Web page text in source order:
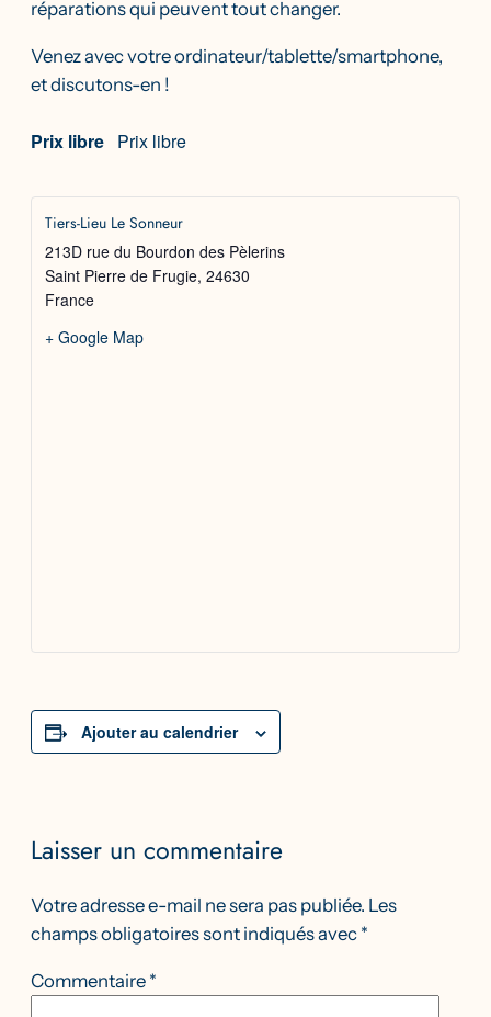
réparations qui peuvent tout changer.
Venez avec votre ordinateur/tablette/smartphone,
et discutons-en !
Prix libre Prix libre
Tiers-Lieu Le Sonneur
213D rue du Bourdon des Pèlerins
Saint Pierre de Frugie, 24630
France
+ Google Map
Ajouter au calendrier
Laisser un commentaire
Votre adresse e-mail ne sera pas publiée. Les
champs obligatoires sont indiqués avec *
Commentaire *